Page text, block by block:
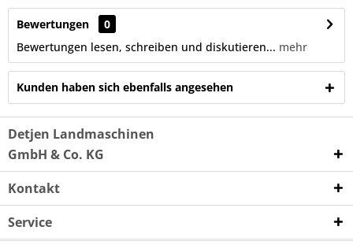
Bewertungen
0
Bewertungen lesen, schreiben und diskutieren... mehr
Kunden haben sich ebenfalls angesehen
Detjen Landmaschinen
GmbH & Co. KG
Kontakt
Service